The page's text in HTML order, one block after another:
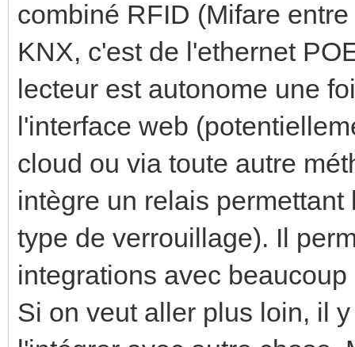
combiné RFID (Mifare
KNX, c'est de l'ethernet
lecteur est autonome une
l'interface web
cloud ou via toute autre
intègre un relais
type de verrouillage). Il
integrations avec
Si on veut aller plus loin, il